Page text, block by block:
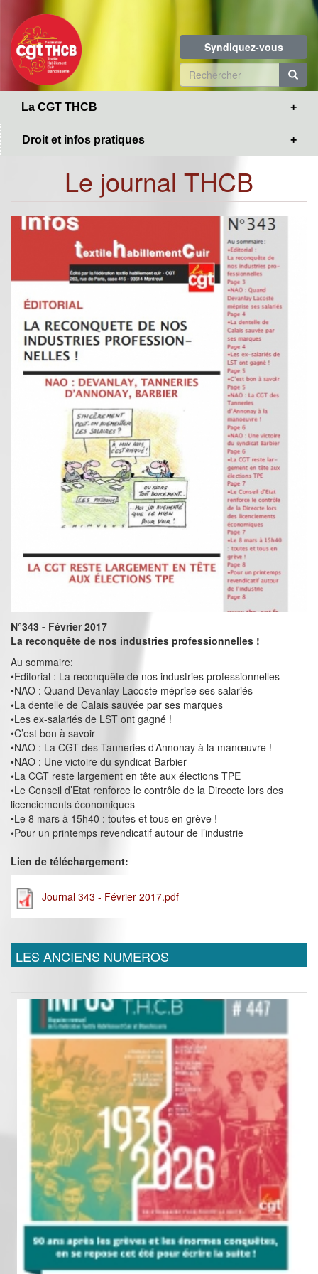
contenu
principal
Syndiquez-vous
Formulaire
de
La CGT THCB
Droit et infos pratiques
Le journal THCB
N°343 - Février 2017
La reconquête de nos industries professionnelles !
Au sommaire:
•Editorial : La reconquête de nos industries professionnelles
•NAO : Quand Devanlay Lacoste méprise ses salariés
•La dentelle de Calais sauvée par ses marques
•Les ex-salariés de LST ont gagné !
•C’est bon à savoir
•NAO : La CGT des Tanneries d’Annonay à la manœuvre !
•NAO : Une victoire du syndicat Barbier
•La CGT reste largement en tête aux élections TPE
•Le Conseil d’Etat renforce le contrôle de la Direccte lors des
licenciements économiques
•Le 8 mars à 15h40 : toutes et tous en grève !
•Pour un printemps revendicatif autour de l’industrie
Lien de téléchargement:
Journal 343 - Février 2017.pdf
LES ANCIENS NUMEROS